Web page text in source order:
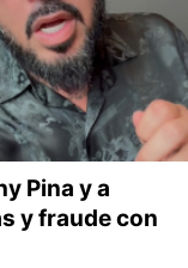
Pina y a
y fraude con